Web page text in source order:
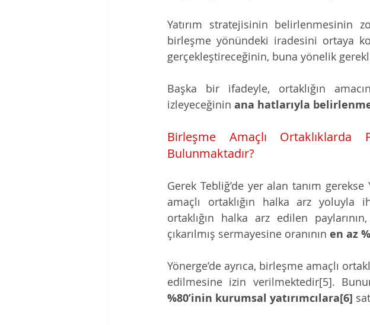
Yatırım stratejisinin belirlenmesinin
birleşme yönündeki iradesini ortaya
Başka bir ifadeyle, ortaklığın
izleyeceğinin ana hatlarıyla
Birleşme Amaçlı Ortaklıklarda
Bulunmaktadır?
Gerek Tebliğ’de yer alan tanım
amaçlı ortaklığın halka arz yoluyla
ortaklığın halka arz edilen
çıkarılmış sermayesine oranının en az
Yönerge’de ayrıca, birleşme amaçlı
%80’inin kurumsal yatırımcılara[6]